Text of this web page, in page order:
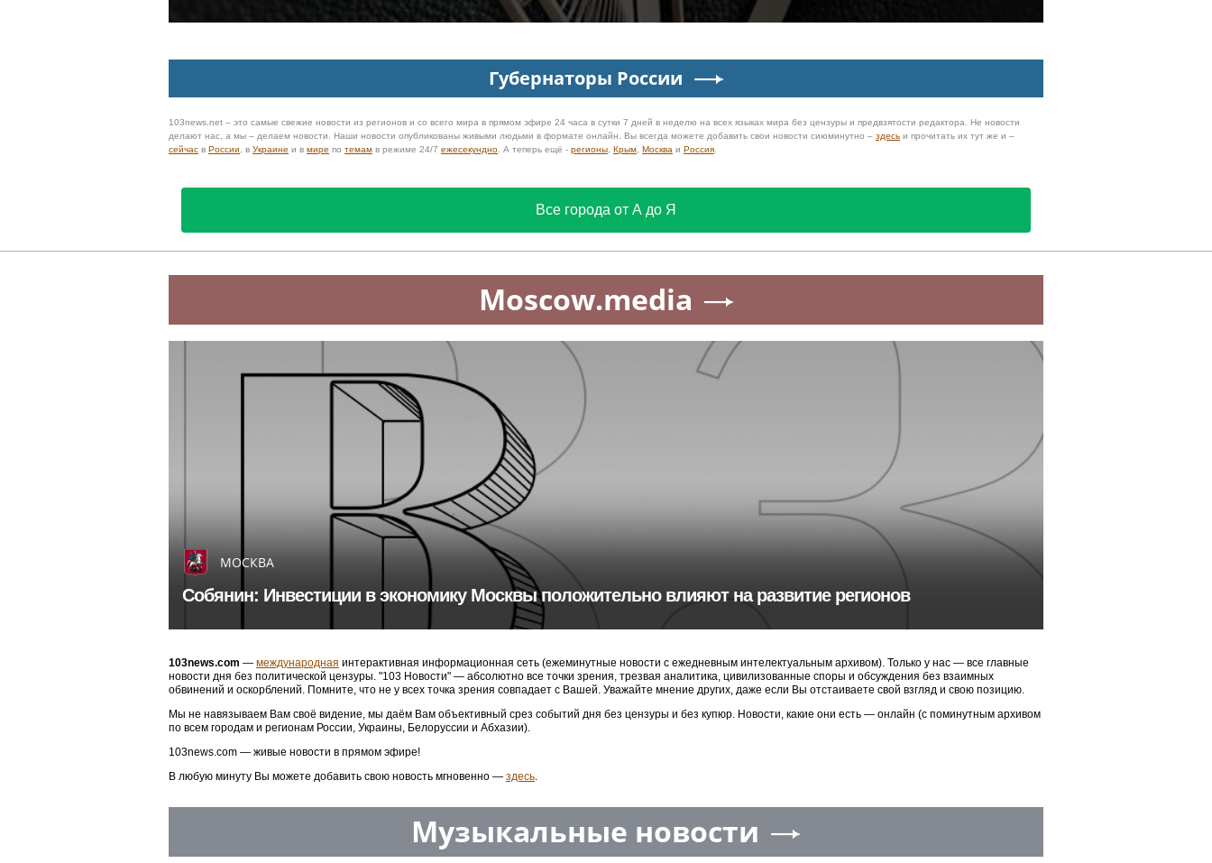
Губернаторы России
103news.net – это самые свежие новости из регионов и со всего мира в прямом эфире 24 часа в сутки 7 дней в неделю на всех языках мира без цензуры и предвзятости редактора. Не новости
делают нас, а мы – делаем новости. Наши новости опубликованы живыми людьми в формате онлайн. Вы всегда можете добавить свои новости сиюминутно – здесь и прочитать их тут же и –
сейчас в России , в Украине и в мире по темам в режиме 24/7 ежесекундно . А теперь ещё - регионы Крым Москва и Россия
Все города от А до Я
Moscow.media
МОСКВА
Собянин: Инвестиции в экономику Москвы положительно влияют на развитие регионов
103news.com — международная интерактивная информационная сеть (ежеминутные новости с ежедневным интелектуальным архивом). Только у нас — все главные
новости дня без политической цензуры. "103 Новости" — абсолютно все точки зрения, трезвая аналитика, цивилизованные споры и обсуждения без взаимных
обвинений и оскорблений. Помните, что не у всех точка зрения совпадает с Вашей. Уважайте мнение других, даже если Вы отстаиваете свой взгляд и свою позицию.
Мы не навязываем Вам своё видение, мы даём Вам объективный срез событий дня без цензуры и без купюр. Новости, какие они есть — онлайн (с поминутным архивом
по всем городам и регионам России, Украины, Белоруссии и Абхазии).
103news.com — живые новости в прямом эфире!
В любую минуту Вы можете добавить свою новость мгновенно — здесь.
Музыкальные новости